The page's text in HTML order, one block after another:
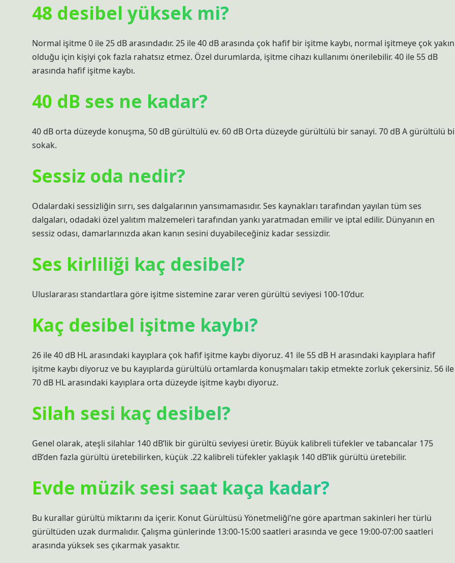
48 desibel yüksek mi?
Normal işitme 0 ile 25 dB arasındadır. 25 ile 40 dB arasında çok hafif bir işitme kaybı, normal işitmeye çok yakın
olduğu için kişiyi çok fazla rahatsız etmez. Özel durumlarda, işitme cihazı kullanımı önerilebilir. 40 ile 55 dB
arasında hafif işitme kaybı.
40 dB ses ne kadar?
40 dB orta düzeyde konuşma, 50 dB gürültülü ev. 60 dB Orta düzeyde gürültülü bir sanayi. 70 dB A gürültülü
sokak.
Sessiz oda nedir?
Odalardaki sessizliğin sırrı, ses dalgalarının yansımamasıdır. Ses kaynakları tarafından yayılan tüm ses
dalgaları, odadaki özel yalıtım malzemeleri tarafından yankı yaratmadan emilir ve iptal edilir. Dünyanın en
sessiz odası, damarlarınızda akan kanın sesini duyabileceğiniz kadar sessizdir.
Ses kirliliği kaç desibel?
Uluslararası standartlara göre işitme sistemine zarar veren gürültü seviyesi 100-10’dur.
Kaç desibel işitme kaybı?
26 ile 40 dB HL arasındaki kayıplara çok hafif işitme kaybı diyoruz. 41 ile 55 dB H arasındaki kayıplara hafif
işitme kaybı diyoruz ve bu kayıplarda gürültülü ortamlarda konuşmaları takip etmekte zorluk çekersiniz. 56 ile
70 dB HL arasındaki kayıplara orta düzeyde işitme kaybı diyoruz.
Silah sesi kaç desibel?
Genel olarak, ateşli silahlar 140 dB’lik bir gürültü seviyesi üretir. Büyük kalibreli tüfekler ve tabancalar 175
dB’den fazla gürültü üretebilirken, küçük .22 kalibreli tüfekler yaklaşık 140 dB’lik gürültü üretebilir.
Evde müzik sesi saat kaça kadar?
Bu kurallar gürültü miktarını da içerir. Konut Gürültüsü Yönetmeliği’ne göre apartman sakinleri her türlü
gürültüden uzak durmalıdır. Çalışma günlerinde 13:00-15:00 saatleri arasında ve gece 19:00-07:00 saatleri
arasında yüksek ses çıkarmak yasaktır.